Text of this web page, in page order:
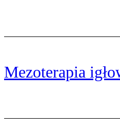
Mezoterapia